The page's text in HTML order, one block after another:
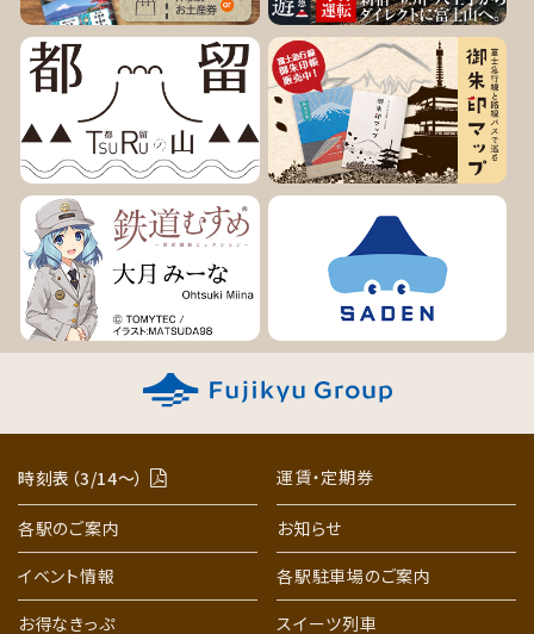
時刻表（3/14〜） 運賃・定期券
各駅のご案内
お知らせ
イベント情報
各駅駐車場のご案内
お得なきっぷ
スイーツ列車